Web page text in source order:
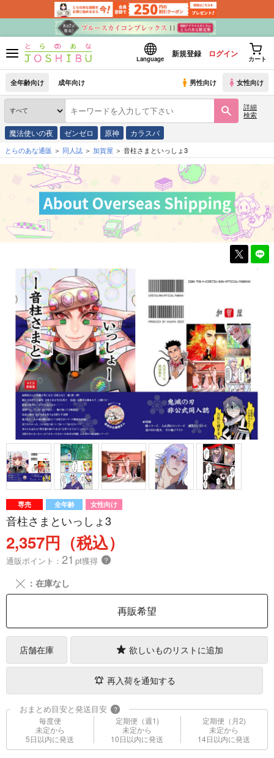
Language
新規登録 ログイン
カート
全年齢向け 成年向け 男性向け 女性向け
詳細
検索
魔法使いの夜 ゼンゼロ 原神 カラスバ
とらのあな通販 同人誌 加賀屋 音柱さまといっしょ3
専売 全年齢 女性向け
音柱さまといっしょ3
2,357円（税込）
通販ポイント： 21 pt獲得 ？
╳ ：在庫なし
再販希望
店舗在庫 欲しいものリストに追加
再入荷を通知する
おまとめ目安と発送目安 ?
毎度便
未定から
5日以内に発送
定期便（週1)
未定から
10日以内に発送
定期便（月2)
未定から
14日以内に発送